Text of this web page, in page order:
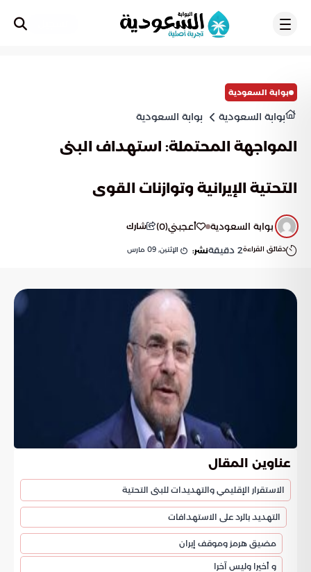
بوابة السعودية
بوابة السعودية بوابة السعودية
المواجهة المحتملة: استهداف البنى
التحتية الإيرانية وتوازنات القوى
بوابة السعودية أعجبني(
0
) شارك
دقائق القراءة2 دقيقةنشر: الإثنين, 09 مارس
عناوين المقال
الاستقرار الإقليمي والتهديدات للبنى التحتية
التهديد بالرد على الاستهدافات
مضيق هرمز وموقف إيران
و أخيرا وليس آخرا